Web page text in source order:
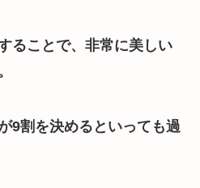
ることで、非常に美しい
9割を決めるといっても過